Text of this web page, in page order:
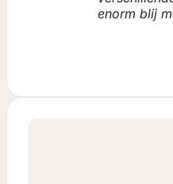
enorm blij